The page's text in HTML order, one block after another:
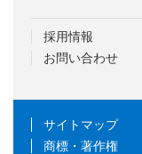
採用情報
お問い合わせ
サイトマップ
商標・著作権